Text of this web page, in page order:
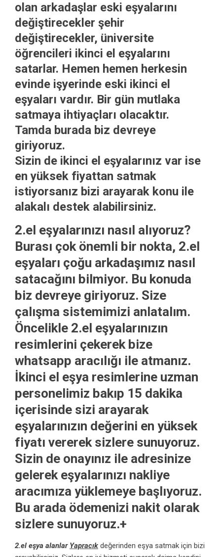
olan arkadaşlar eski eşyalarını
değiştirecekler şehir
değiştirecekler, üniversite
öğrencileri ikinci el eşyalarını
satarlar. Hemen hemen herkesin
evinde işyerinde eski ikinci el
eşyaları vardır. Bir gün mutlaka
satmaya ihtiyaçları olacaktır.
Tamda burada biz devreye
giriyoruz.
Sizin de ikinci el eşyalarınız var ise
en yüksek fiyattan satmak
istiyorsanız bizi arayarak konu ile
alakalı destek alabilirsiniz.
2.el eşyalarınızı nasıl alıyoruz?
Burası çok önemli bir nokta, 2.el
eşyaları çoğu arkadaşımız nasıl
satacağını bilmiyor. Bu konuda
biz devreye giriyoruz. Size
çalışma sistemimizi anlatalım.
Öncelikle 2.el eşyalarınızın
resimlerini çekerek bize
whatsapp aracılığı ile atmanız.
İkinci el eşya resimlerine uzman
personelimiz bakıp 15 dakika
içerisinde sizi arayarak
eşyalarınızın değerini en yüksek
fiyatı vererek sizlere sunuyoruz.
Sizin de onayınız ile adresinize
gelerek eşyalarınızı nakliye
aracımıza yüklemeye başlıyoruz.
Bu arada ödemenizi nakit olarak
sizlere sunuyoruz.+
2.el eşya alanlar Yapracık değerinden eşya satmak için bizi